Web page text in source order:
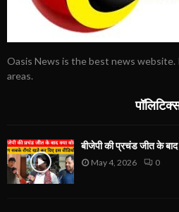
Oasis News is the best news
areas.
बीजेपी की प्रचंड जीत के
May 4, 2026 0